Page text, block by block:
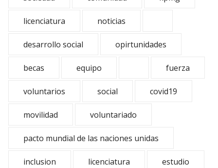
licenciatura noticias
desarrollo social opirtunidades
becas equipo fuerza
voluntarios social covid19
movilidad voluntariado
pacto mundial de las naciones unidas
inclusion licenciatura estudio